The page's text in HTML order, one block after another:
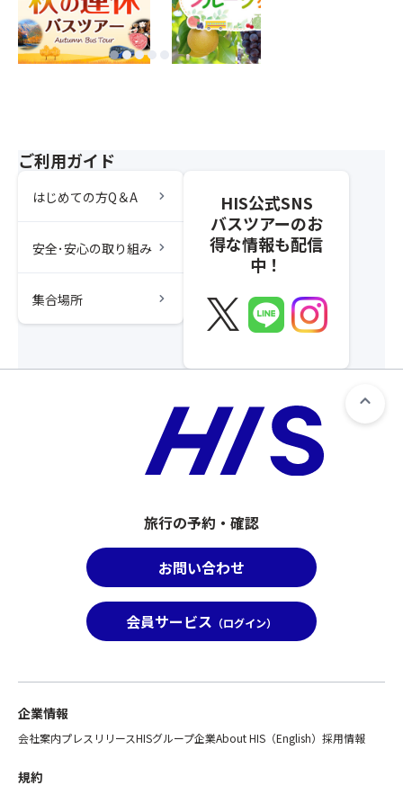
ご利用ガイド
はじめての方Q＆A chevron_right
安全･安心の取り組み chevron_right
集合場所 chevron_right
HIS公式SNS
バスツアーのお
得な情報も配信
中！
旅行の予約・確認
お問い合わせ
会員サービス （ログイン）
企業情報
会社案内プレスリリースHISグループ企業About HIS（English） 採用情報
規約